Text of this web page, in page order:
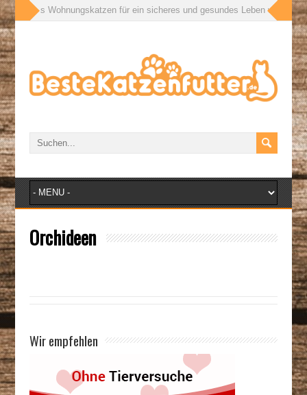
Was Wohnungskatzen für ein sicheres und gesundes Leben wirklich
Orchideen
Wir empfehlen